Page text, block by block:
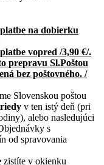
na dobierku
vopred /3,90 €/.
prepravu Sl.Poštou
bez poštovného. /
Slovenskou poštou
v ten istý deň (pri
alebo nasledujúci
s
od spravovania
zistíte v okienku